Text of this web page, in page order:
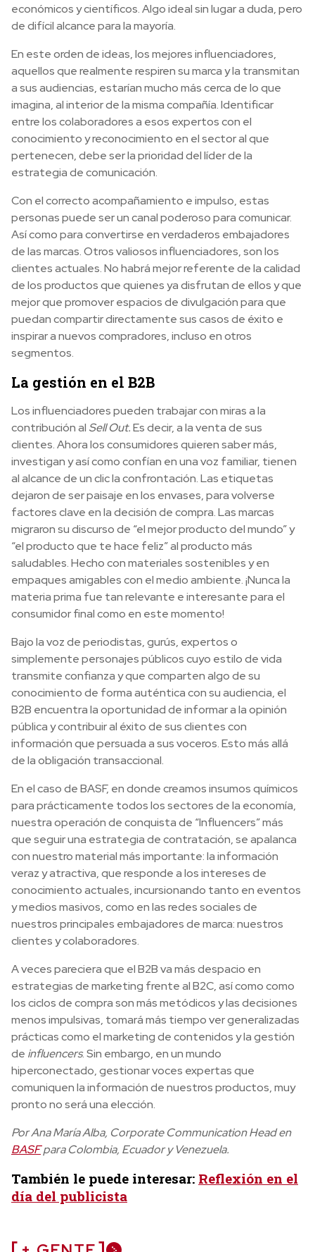
económicos y científicos. Algo ideal sin lugar a duda, pero
de difícil alcance para la mayoría.
En este orden de ideas, los mejores influenciadores,
aquellos que realmente respiren su marca y la transmitan
a sus audiencias, estarían mucho más cerca de lo que
imagina, al interior de la misma compañía. Identificar
entre los colaboradores a esos expertos con el
conocimiento y reconocimiento en el sector al que
pertenecen, debe ser la prioridad del líder de la
estrategia de comunicación.
Con el correcto acompañamiento e impulso, estas
personas puede ser un canal poderoso para comunicar.
Así como para convertirse en verdaderos embajadores
de las marcas. Otros valiosos influenciadores, son los
clientes actuales. No habrá mejor referente de la calidad
de los productos que quienes ya disfrutan de ellos y que
mejor que promover espacios de divulgación para que
puedan compartir directamente sus casos de éxito e
inspirar a nuevos compradores, incluso en otros
segmentos.
La gestión en el B2B
Los influenciadores pueden trabajar con miras a la
contribución al Sell Out.Es decir, a la venta de sus
clientes. Ahora los consumidores quieren saber más,
investigan y así como confían en una voz familiar, tienen
al alcance de un clic la confrontación. Las etiquetas
dejaron de ser paisaje en los envases, para volverse
factores clave en la decisión de compra. Las marcas
migraron su discurso de “el mejor producto del mundo” y
“el producto que te hace feliz” al producto más
saludables. Hecho con materiales sostenibles y en
empaques amigables con el medio ambiente. ¡Nunca la
materia prima fue tan relevante e interesante para el
consumidor final como en este momento!
Bajo la voz de periodistas, gurús, expertos o
simplemente personajes públicos cuyo estilo de vida
transmite confianza y que comparten algo de su
conocimiento de forma auténtica con su audiencia, el
B2B encuentra la oportunidad de informar a la opinión
pública y contribuir al éxito de sus clientes con
información que persuada a sus voceros. Esto más allá
de la obligación transaccional.
En el caso de BASF, en donde creamos insumos químicos
para prácticamente todos los sectores de la economía,
nuestra operación de conquista de “Influencers” más
que seguir una estrategia de contratación, se apalanca
con nuestro material más importante: la información
veraz y atractiva, que responde a los intereses de
conocimiento actuales, incursionando tanto en eventos
y medios masivos, como en las redes sociales de
nuestros principales embajadores de marca: nuestros
clientes y colaboradores.
A veces pareciera que el B2B va más despacio en
estrategias de marketing frente al B2C, así como como
los ciclos de compra son más metódicos y las decisiones
menos impulsivas, tomará más tiempo ver generalizadas
prácticas como el marketing de contenidos y la gestión
de influencers. Sin embargo, en un mundo
hiperconectado, gestionar voces expertas que
comuniquen la información de nuestros productos, muy
pronto no será una elección.
Por Ana María Alba, Corporate Communication Head en
BASFpara Colombia, Ecuador y Venezuela.
También le puede interesar: Reflexión en el
día del publicista